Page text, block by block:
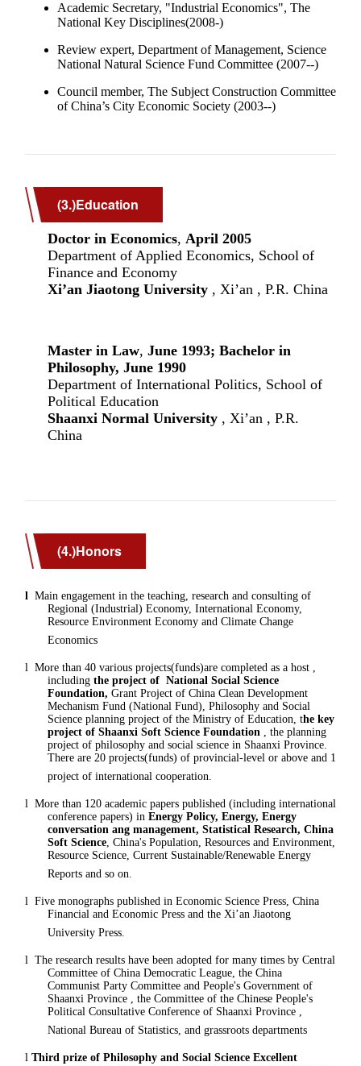
(3.)Education
(4.)Honors